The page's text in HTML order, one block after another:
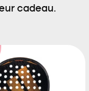
cadeau.